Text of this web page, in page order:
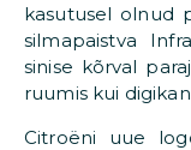
kasutusel olnud
silmapaistva
sinise kõrval
ruumis kui
Citroëni uue